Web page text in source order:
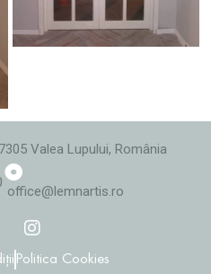
Valea Lupului, România
office@lemnartis.ro
Politica Cookies